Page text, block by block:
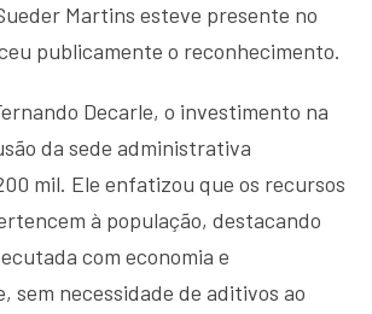
Martins esteve presente no
publicamente o reconhecimento.
Decarle, o investimento na
da sede administrativa
mil. Ele enfatizou que os recursos
à população, destacando
com economia e
sem necessidade de aditivos ao